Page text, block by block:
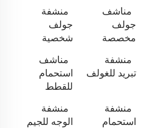
مناشف
جولف
مخصصة
منشفة
جولف
شخصية
منشفة
تبريد للغولف
مناشف
استحمام
للقطط
منشفة
استحمام
منشفة
الوجه للجيم